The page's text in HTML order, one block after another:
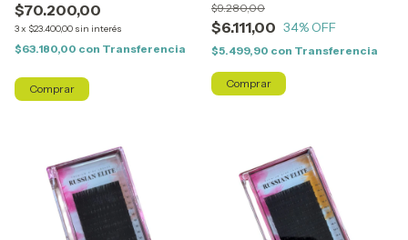
$70.200,00
3x $23.400,00 sin interés
$63.180,00 con Transferencia
$6.111,00
$9.280,00
34% OFF
$5.499,90 con Transferencia